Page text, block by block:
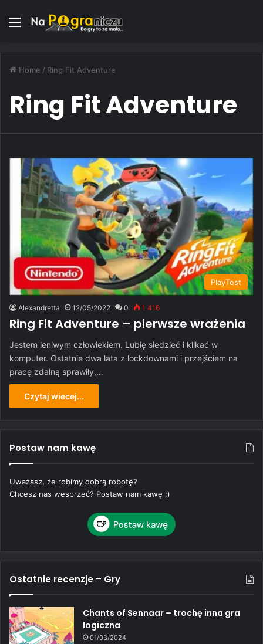
Menu
Home / Ring Fit Adventure
Ring Fit Adventure
PlayTest
Alexandretta 12/05/2022 0 1 416
Ring Fit Adventure – pierwsze wrażenia
Jestem leniwym człowiekiem. Lubię siedzieć i klikać w
komputer. Ostatnie dwa lata z lockdownami i przejściem na
pracę zdalną sprawiły,…
Czytaj wiecej...
Postaw nam kawę
Uważasz, że robimy dobrą robotę?
Chcesz nas wesprzeć? Postaw nam kawę ;)
Ostatnie recenzje – Gry
Chants of Sennaar – trochę inna gra
logiczna
01/03/2024